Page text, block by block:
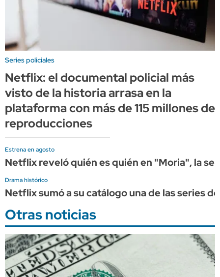
Series policiales
Netflix: el documental policial más
visto de la historia arrasa en la
plataforma con más de 115 millones de
reproducciones
Estrena en agosto
Netflix reveló quién es quién en "Moria", la
Drama histórico
Netflix sumó a su catálogo una de las series
Otras noticias